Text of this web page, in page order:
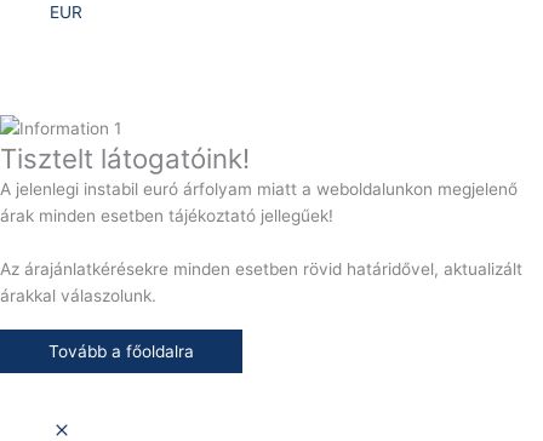
EUR
Tisztelt látogatóink!
A jelenlegi instabil euró árfolyam miatt a weboldalunkon megjelenő
árak minden esetben tájékoztató jellegűek!
Az árajánlatkérésekre minden esetben rövid határidővel, aktualizált
árakkal válaszolunk.
Tovább a főoldalra